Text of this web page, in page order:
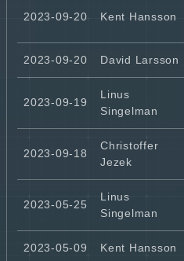
2023-09-20 Kent Hansson
2023-09-20 David Larsson
2023-09-19
Linus
Singelman
2023-09-18
Christoffer
Jezek
2023-05-25
Linus
Singelman
2023-05-09 Kent Hansson